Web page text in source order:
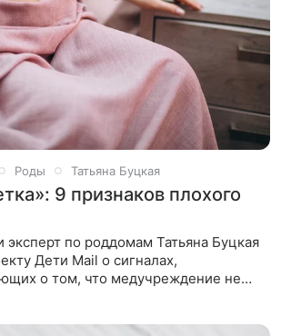
Роды Татьяна Буцкая
9 признаков плохого
эксперт по роддомам Татьяна Буцкая
Дети Mail о сигналах,
о том, что медучреждение не